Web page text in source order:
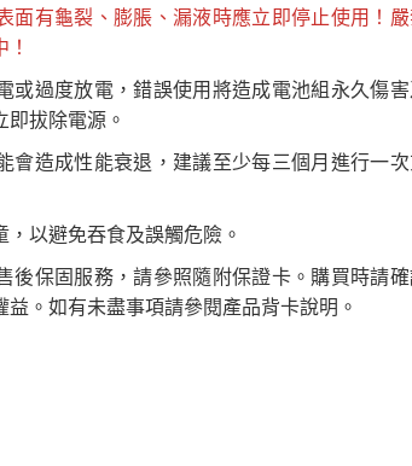
面有龜裂、膨脹、漏液時應立即停止使用！
或過度放電，錯誤使用將造成電池組永久傷
拔除電源。
會造成性能衰退，建議至少每三個月進行一
以避免吞食及誤觸危險。
後保固服務，請參照隨附保證卡。購買時請
。如有未盡事項請參閱產品背卡說明。